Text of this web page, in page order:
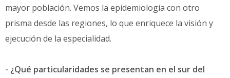
mayor población. Vemos la epidemiología con otro
prisma desde las regiones, lo que enriquece la visión y
ejecución de la especialidad.
- ¿Qué particularidades se presentan en el sur del